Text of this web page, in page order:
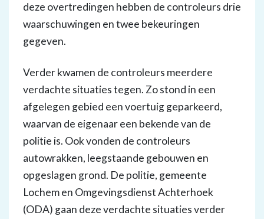
deze overtredingen hebben de controleurs drie
waarschuwingen en twee bekeuringen
gegeven.
Verder kwamen de controleurs meerdere
verdachte situaties tegen. Zo stond in een
afgelegen gebied een voertuig geparkeerd,
waarvan de eigenaar een bekende van de
politie is. Ook vonden de controleurs
autowrakken, leegstaande gebouwen en
opgeslagen grond. De politie, gemeente
Lochem en Omgevingsdienst Achterhoek
(ODA) gaan deze verdachte situaties verder